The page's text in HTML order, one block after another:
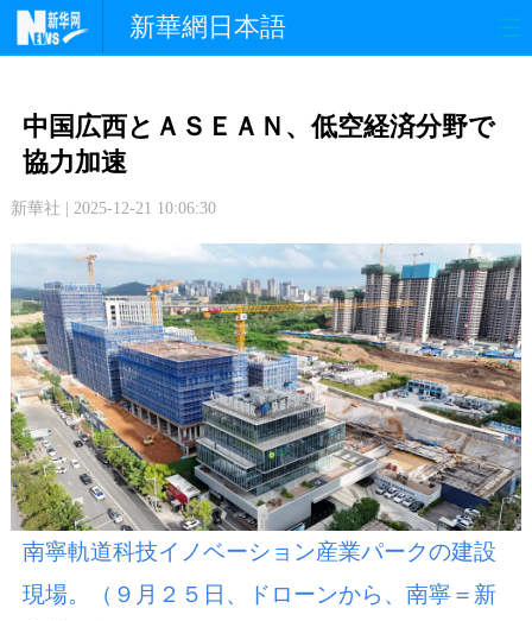
新華網日本語
文 化
中日交流
写 真
中国広西とＡＳＥＡＮ、低空経済分野で
協力加速
新華社 | 2025-12-21 10:06:30
南寧軌道科技イノベーション産業パークの建設
現場。（９月２５日、ドローンから、南寧＝新